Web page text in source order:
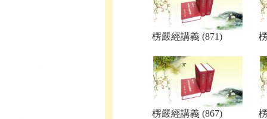
楞嚴經講義 (871)
楞嚴經講義 (867)